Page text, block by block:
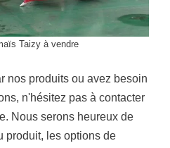
Taizy à vendre
nos produits ou avez besoin
n'hésitez pas à contacter
Nous serons heureux de
produit, les options de